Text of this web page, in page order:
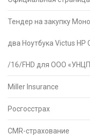
Тендер на закупку
два Ноутбука Victus
/16/FHD для ООО
Miller Insurance
Росгосстрах
CMR-страхование